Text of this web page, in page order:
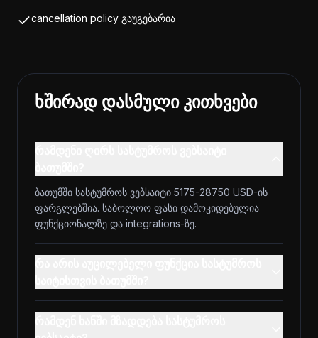
cancellation policy გაუგებარია
ხშირად დასმული კითხვები
ბათუმში სასტუმროს ვებსაიტი 5175-28750 USD-ის
ფარგლებშია. საბოლოო ფასი დამოკიდებულია
ფუნქციონალზე და integrations-ზე.